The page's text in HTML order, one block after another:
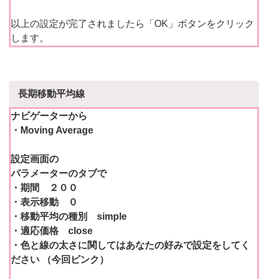
以上の設定が完了されましたら「OK」ボタンをクリック
します。
長期移動平均線
ナビゲーターから
・Moving Average
設定画面の
パラメーターのタブで
・期間 ２００
・表示移動 ０
・移動平均の種別 simple
・適応価格 close
・色と線の太さに関してはあなたの好みで設定をしてく
ださい
（今回ピンク）